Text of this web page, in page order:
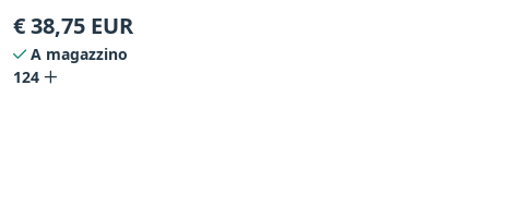
€38,75 EUR
A magazzino
124